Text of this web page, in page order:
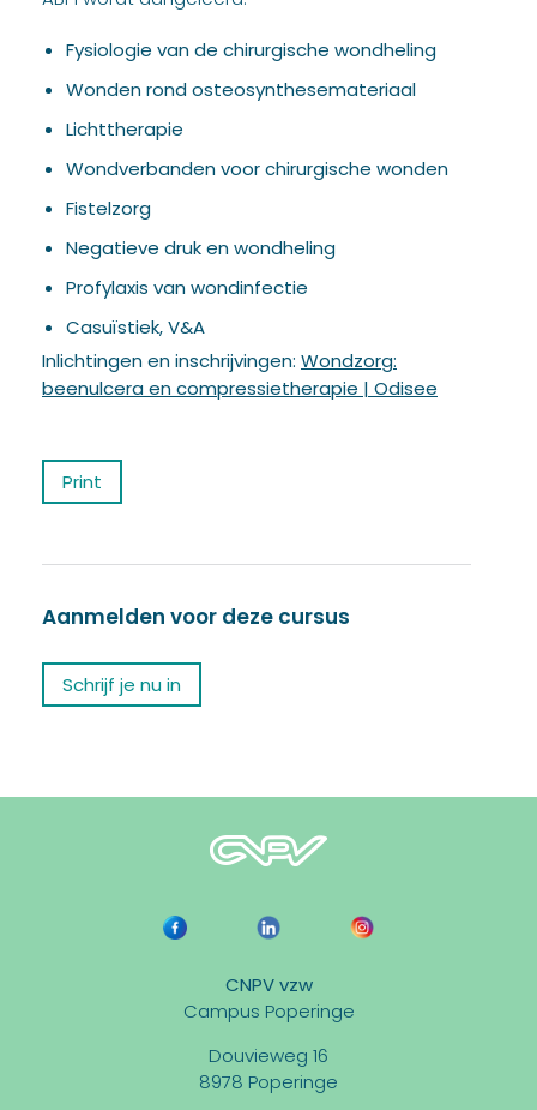
Fysiologie van de chirurgische wondheling
Wonden rond osteosynthesemateriaal
Lichttherapie
Wondverbanden voor chirurgische wonden
Fistelzorg
Negatieve druk en wondheling
Profylaxis van wondinfectie
Casuïstiek, V&A
Inlichtingen en inschrijvingen: Wondzorg:
beenulcera en compressietherapie | Odisee
Print
Aanmelden voor deze cursus
Schrijf je nu in
CNPV vzw
Campus Poperinge
Douvieweg 16
8978 Poperinge